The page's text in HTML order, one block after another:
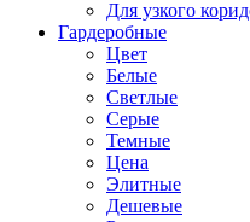
Для узкого
Гардеробные
Цвет
Белые
Светлые
Серые
Темные
Цена
Элитные
Дешевые